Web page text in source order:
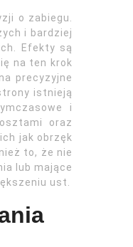
o zabiegu.
i bardziej
Efekty są
na ten krok
precyzyjne
istnieją
i
oraz
jak obrzęk
to, że nie
lub mające
ust.